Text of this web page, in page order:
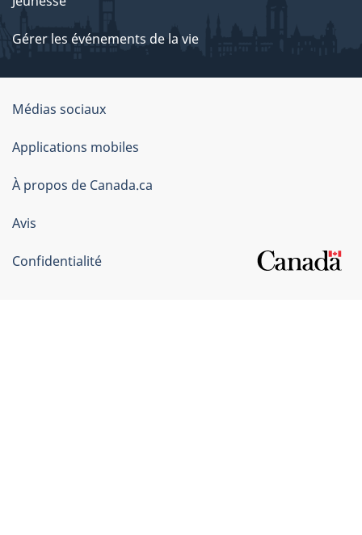
Gérer les événements de la vie
Organisation
du
gouvernement
du
Canada
Médias sociaux
Applications mobiles
À propos de Canada.ca
Avis
Confidentialité